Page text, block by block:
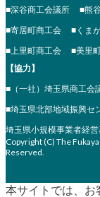
■深谷商工会議所
■熊
■寄居町商工会
■くま
■上里町商工会
■美里
【協力】
■（一社）埼玉県商工会
■埼玉県北部地域振興セ
埼玉県小規模事業者経
Copyright (C) The
Reserved.
本サイトでは、お